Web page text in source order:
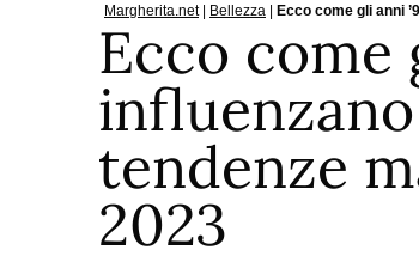
Margherita.net| Bellezza | Ecco come gli anni
Ecco come
tendenze
2023